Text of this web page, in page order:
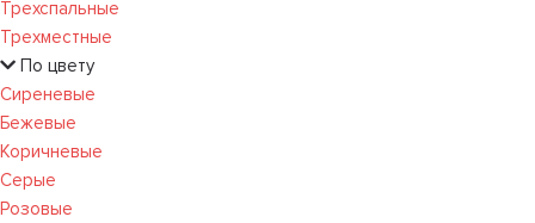
Трехспальные
Трехместные
По цвету
Сиреневые
Бежевые
Коричневые
Серые
Розовые